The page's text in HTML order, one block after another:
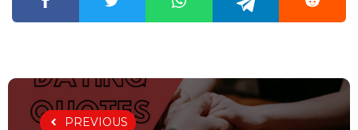
PREVIOUS